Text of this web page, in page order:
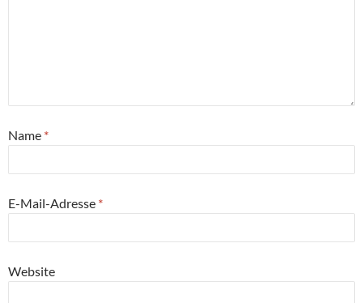
Name *
E-Mail-Adresse *
Website